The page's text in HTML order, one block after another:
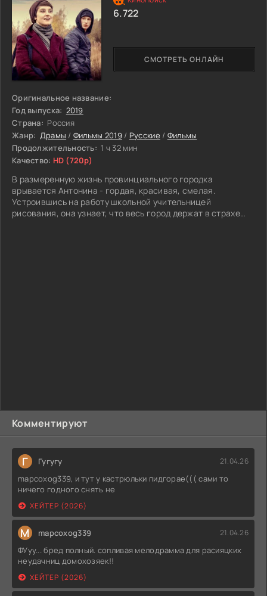
Комментируют
Г Гугугу 21.04.26
mapcoxog339, и тут у кастрюльки пидгорае((( сами то
ничего годного снять не
ХЕЙТЕР (2026)
M mapcoxog339 21.04.26
ФУуу... бред полный. сопливая мелодрамма для расияцких
неудачниц домохозяек!!
ХЕЙТЕР (2026)
вскроется правда о подделке кубка, грянет масштабный
скандал.
Орлов под видом зависимого алкоголика внедряется в
Чудо, будто ищет поддержки. Сблизившись с Сапогом он
получит шанс отыскать важный артефакт прошлого, и
вернуть его до начала выставки. Задача сложна, а любой
помощью новых знакомств появляется возможность
достигнуть успеха.
Оригинальное название:
Год выпуска: 2019
Страна: Россия
Жанр: Драмы / Фильмы 2019 / Русские / Фильмы
Продолжительность: 1 ч 32 мин
Качество: HD (720p)
В размеренную жизнь провинциального городка
врывается Антонина - гордая, красивая, смелая.
Устроившись на работу школьной учительницей
рисования, она узнает, что весь город держат в страхе
СМОТРЕТЬ ОНЛАЙН
6.722